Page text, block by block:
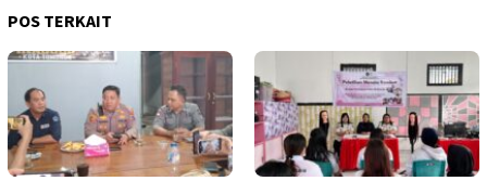
POS TERKAIT